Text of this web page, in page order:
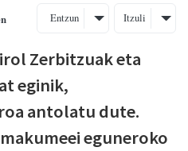
Entzun Itzuli
Zerbitzuak eta
eginik,
antolatu dute.
eguneroko